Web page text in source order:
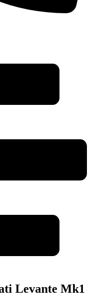
Levante Mk1